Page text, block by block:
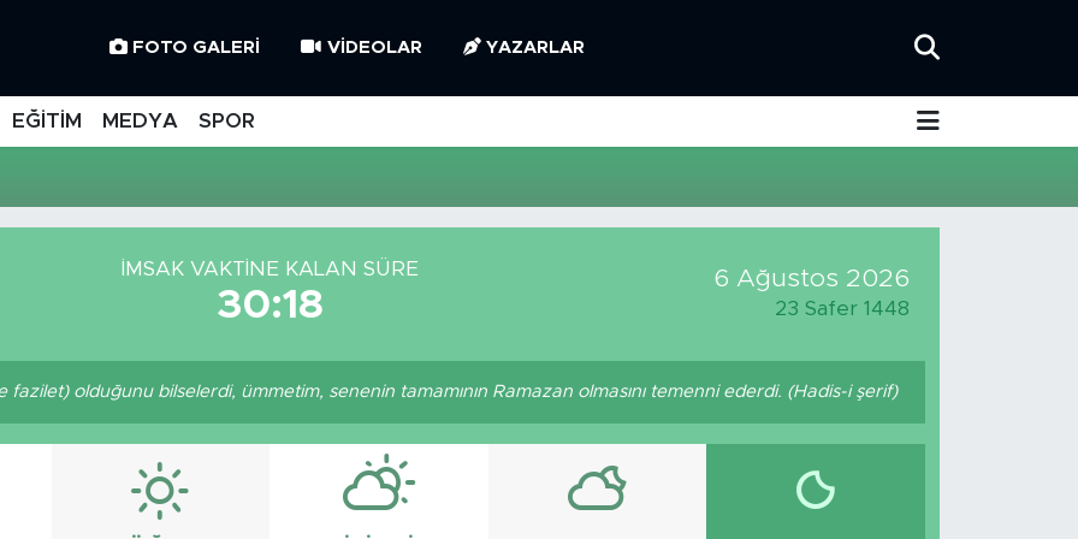
FOTO GALERI VIDEOLAR YAZARLAR
EĞİTİM MEDYA SPOR
İMSAK VAKTINE KALAN SÜRE
30:18
6 Ağustos 2026
23 Safer 1448
olduğunu bilselerdi, ümmetim, senenin tamamının Ramazan olmasını temenni ederdi. (Hadis-i şerif)